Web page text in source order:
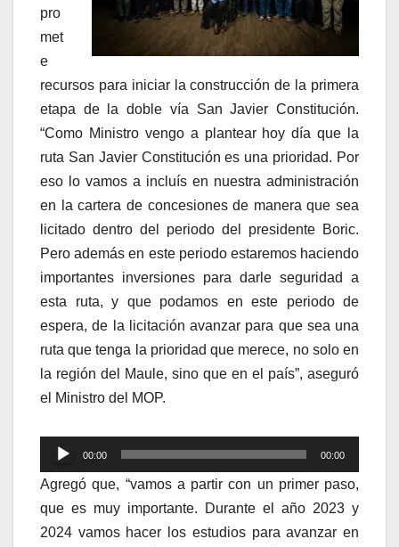
pro
met
e
recursos para iniciar la construcción de la primera
etapa de la doble vía San Javier Constitución.
“Como Ministro vengo a plantear hoy día que la
ruta San Javier Constitución es una prioridad. Por
eso lo vamos a incluís en nuestra administración
en la cartera de concesiones de manera que sea
licitado dentro del periodo del presidente Boric.
Pero además en este periodo estaremos haciendo
importantes inversiones para darle seguridad a
esta ruta, y que podamos en este periodo de
espera, de la licitación avanzar para que sea una
ruta que tenga la prioridad que merece, no solo en
la región del Maule, sino que en el país”, aseguró
el Ministro del MOP.
Reproductor
de
audio
00:00 00:00
Agregó que, “vamos a partir con un primer paso,
que es muy importante. Durante el año 2023 y
2024 vamos hacer los estudios para avanzar en